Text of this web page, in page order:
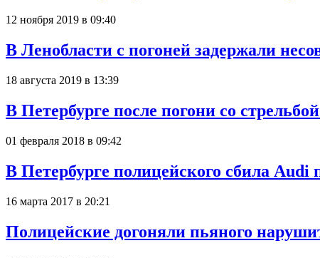
12 ноября 2019 в 09:40
В Ленобласти с погоней задержали
18 августа 2019 в 13:39
В Петербурге после погони со
01 февраля 2018 в 09:42
В Петербурге полицейского сбила Audi
16 марта 2017 в 20:21
Полицейские догоняли пьяного